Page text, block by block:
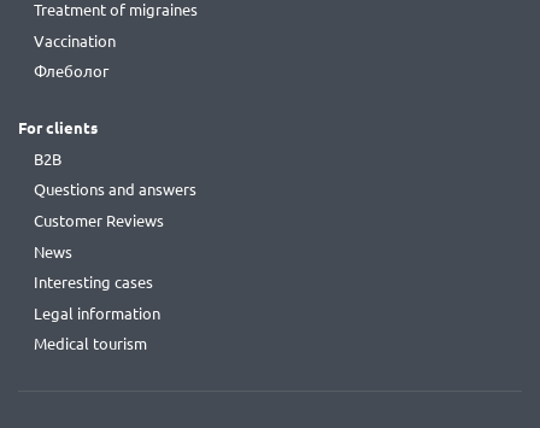
Treatment of migraines
Vaccination
Флеболог
For clients
B2B
Questions and answers
Customer Reviews
News
Interesting cases
Legal information
Medical tourism